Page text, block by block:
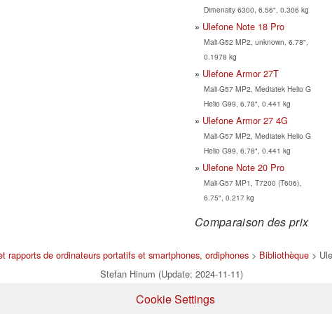
Dimensity 6300, 6.56", 0.306 kg
Ulefone Note 18 Pro
Mali-G52 MP2, unknown, 6.78",
0.1978 kg
Ulefone Armor 27T
Mali-G57 MP2, Mediatek Helio G
Helio G99, 6.78", 0.441 kg
Ulefone Armor 27 4G
Mali-G57 MP2, Mediatek Helio G
Helio G99, 6.78", 0.441 kg
Ulefone Note 20 Pro
Mali-G57 MP1, T7200 (T606),
6.75", 0.217 kg
Comparaison des prix
rapports de ordinateurs portatifs et smartphones, ordiphones > Bibliothèque >
Stefan Hinum (Update: 2024-11-11)
Cookie Settings